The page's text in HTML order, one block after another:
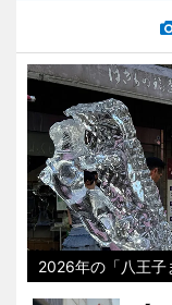
2026年の「八王子